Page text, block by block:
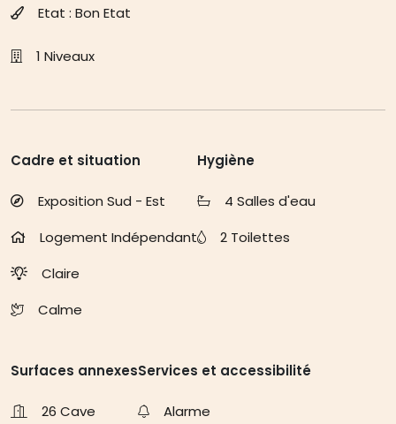
Etat : Bon Etat
1 Niveaux
Cadre et situation
Exposition Sud - Est
Logement Indépendant
Claire
Calme
Hygiène
4 Salles d'eau
2 Toilettes
Surfaces annexes
26 Cave
Services et accessibilité
Alarme